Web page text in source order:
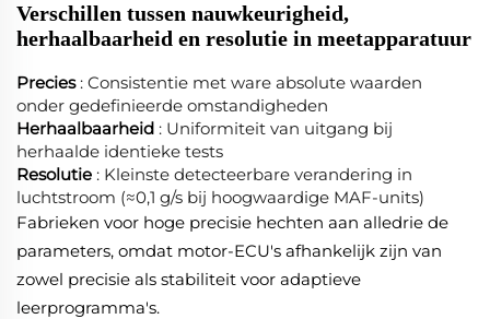
Verschillen tussen nauwkeurigheid,
herhaalbaarheid en resolutie in meetapparatuur
Precies : Consistentie met ware absolute waarden
onder gedefinieerde omstandigheden
Herhaalbaarheid : Uniformiteit van uitgang bij
herhaalde identieke tests
Resolutie : Kleinste detecteerbare verandering in
luchtstroom (≈0,1 g/s bij hoogwaardige MAF-units)
Fabrieken voor hoge precisie hechten aan alledrie de
parameters, omdat motor-ECU's afhankelijk zijn van
zowel precisie als stabiliteit voor adaptieve
leerprogramma's.